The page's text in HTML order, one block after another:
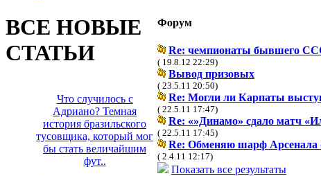
ВСЕ НОВЫЕ
СТАТЬИ
Что случилось с
Адриано? Темная
история бразильского
тусовщика, который мог
бы стать величайшим
фут..
Форум
Re: чемпионаты бывшего
( 19.8.12 22:29)
Вывод призовых
( 23.5.11 20:50)
Re: Могли ли Карпаты
( 22.5.11 17:47)
Re: «»Динамо» сдало матч
( 22.5.11 17:45)
Re: Обменяю шарф Арсенала
( 2.4.11 12:17)
Показать все результаты